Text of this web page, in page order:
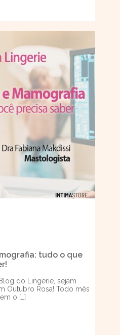
tudo o que
do Lingerie, sejam
Outubro Rosa! Todo mês
o […]